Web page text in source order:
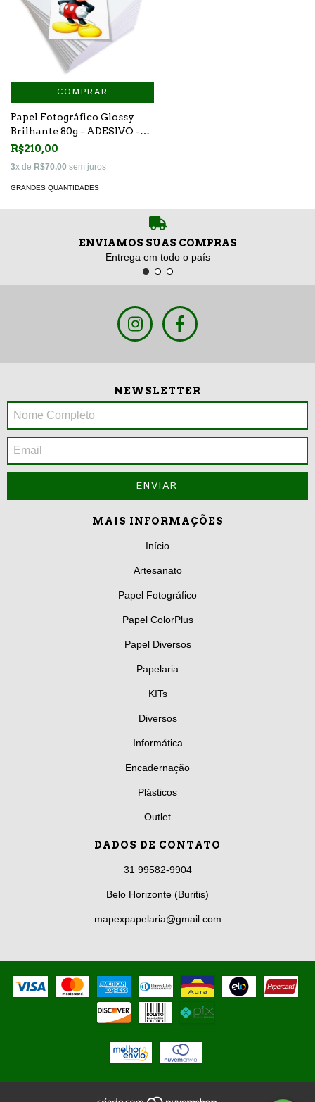
COMPRAR
Papel Fotográfico Glossy
Brilhante 80g - ADESIVO -
A4 - 300 folhas
R$210,00
3x de R$70,00 sem juros
GRANDES QUANTIDADES
ENVIAMOS SUAS COMPRAS
Entrega em todo o país
NEWSLETTER
MAIS INFORMAÇÕES
Início
Artesanato
Papel Fotográfico
Papel ColorPlus
Papel Diversos
Papelaria
KITs
Diversos
Informática
Encadernação
Plásticos
Outlet
DADOS DE CONTATO
31 99582-9904
Belo Horizonte (Buritis)
mapexpapelaria@gmail.com